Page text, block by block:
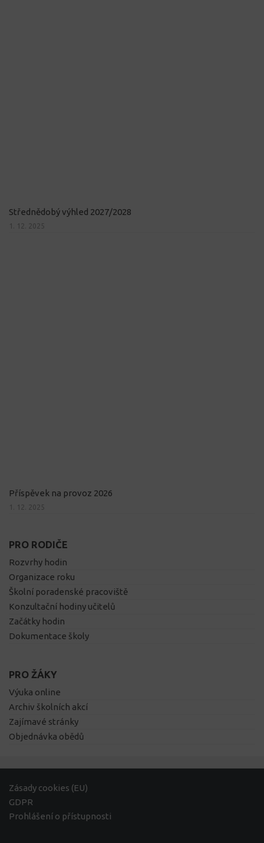
Střednědobý výhled 2027/2028
1. 12. 2025
Příspěvek na provoz 2026
1. 12. 2025
PRO RODIČE
Rozvrhy hodin
Organizace roku
Školní poradenské pracoviště
Konzultační hodiny učitelů
Začátky hodin
Dokumentace školy
PRO ŽÁKY
Výuka online
Archiv školních akcí
Zajímavé stránky
Objednávka obědů
Zásady cookies (EU)
GDPR
Prohlášení o přístupnosti